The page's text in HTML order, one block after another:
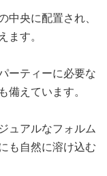
央に配置され、
す。
ーティーに必要な
えています。
ュアルなフォルム
も自然に溶け込む